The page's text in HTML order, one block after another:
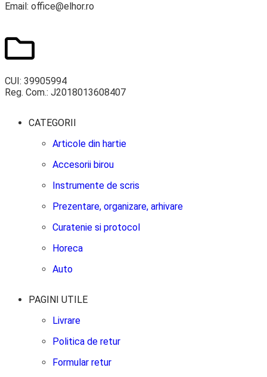
Email: office@elhor.ro
CUI: 39905994
Reg. Com.: J2018013608407
CATEGORII
Articole din hartie
Accesorii birou
Instrumente de scris
Prezentare, organizare, arhivare
Curatenie si protocol
Horeca
Auto
PAGINI UTILE
Livrare
Politica de retur
Formular retur